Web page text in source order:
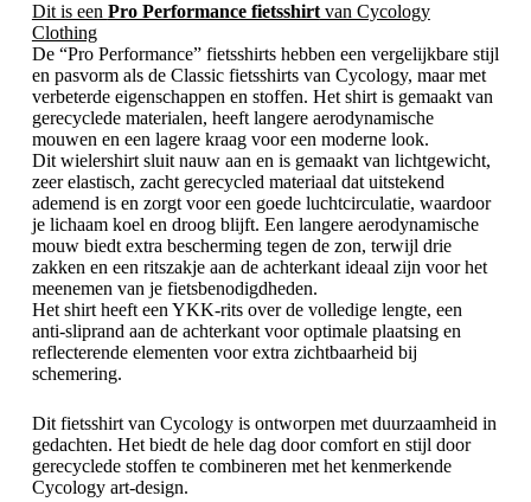
Dit is een Pro Performance fietsshirtvan Cycology
Clothing
De “Pro Performance” fietsshirts hebben een vergelijkbare stijl
en pasvorm als de Classic fietsshirts van Cycology, maar met
verbeterde eigenschappen en stoffen. Het shirt is gemaakt van
gerecyclede materialen, heeft langere aerodynamische
mouwen en een lagere kraag voor een moderne look.
Dit wielershirt sluit nauw aan en is gemaakt van lichtgewicht,
zeer elastisch, zacht gerecycled materiaal dat uitstekend
ademend is en zorgt voor een goede luchtcirculatie, waardoor
je lichaam koel en droog blijft. Een langere aerodynamische
mouw biedt extra bescherming tegen de zon, terwijl drie
zakken en een ritszakje aan de achterkant ideaal zijn voor het
meenemen van je fietsbenodigdheden.
Het shirt heeft een YKK-rits over de volledige lengte, een
anti-sliprand aan de achterkant voor optimale plaatsing en
reflecterende elementen voor extra zichtbaarheid bij
schemering.
Dit fietsshirt van Cycology is ontworpen met duurzaamheid in
gedachten. Het biedt de hele dag door comfort en stijl door
gerecyclede stoffen te combineren met het kenmerkende
Cycology art-design.